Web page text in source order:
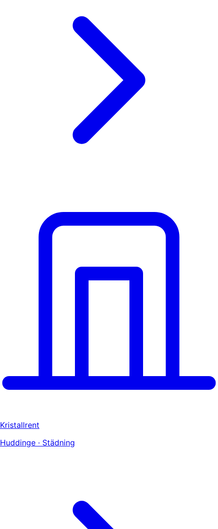
Kristallrent
Huddinge · Städning